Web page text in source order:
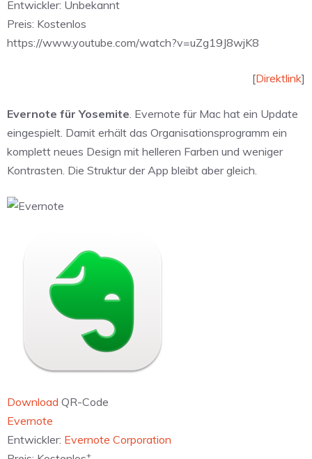
Entwickler: Unbekannt
Preis: Kostenlos
https://www.youtube.com/watch?v=uZg19J8wjK8
[Direktlink]
Evernote für Yosemite. Evernote für Mac hat ein Update
eingespielt. Damit erhält das Organisationsprogramm ein
komplett neues Design mit helleren Farben und weniger
Kontrasten. Die Struktur der App bleibt aber gleich.
Download QR-Code
‎Evernote
Entwickler: Evernote Corporation
+